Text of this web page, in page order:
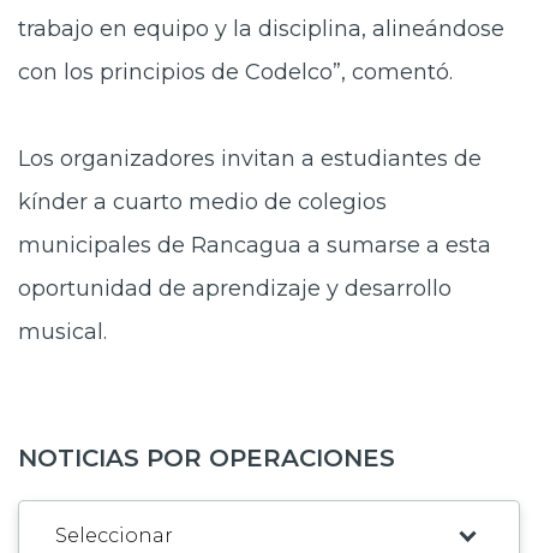
trabajo en equipo y la disciplina, alineándose
con los principios de Codelco”, comentó.
Los organizadores invitan a estudiantes de
kínder a cuarto medio de colegios
municipales de Rancagua a sumarse a esta
oportunidad de aprendizaje y desarrollo
musical.
NOTICIAS POR OPERACIONES